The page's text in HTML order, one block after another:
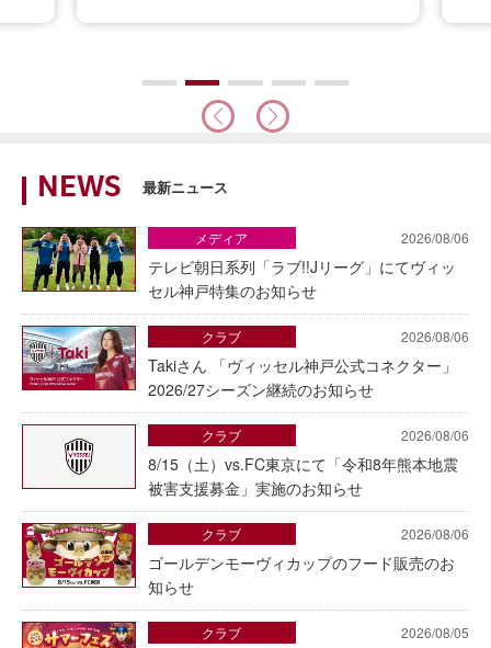
NEWS 最新ニュース
2026/08/06
テレビ朝日系列「ラブ!!Jリーグ」にてヴィッ
セル神戸特集のお知らせ
メディア
2026/08/06
Takiさん 「ヴィッセル神戸公式コネクター」
2026/27シーズン継続のお知らせ
クラブ
2026/08/06
8/15（土）vs.FC東京にて「令和8年熊本地震
被害支援募金」実施のお知らせ
クラブ
2026/08/06
ゴールデンモーヴィカップのフード販売のお
知らせ
クラブ
2026/08/05
クラブ